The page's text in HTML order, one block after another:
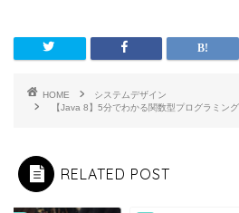
HOME
システムデザイン
【Java 8】5分でわかる関数型プログラミング
RELATED POST